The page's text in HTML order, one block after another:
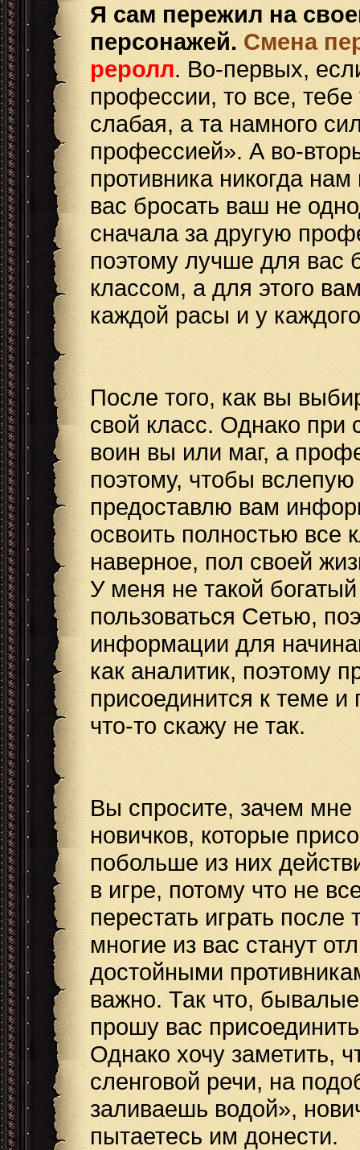
Я сам пережил на
персонажей. Смена
реролл. Во-первых,
профессии, то все,
слабая, а та намного
профессией». А во-
противника никогда
вас бросать ваш не
сначала за другую
поэтому лучше для вас
классом, а для этого
каждой расы и у
После того, как вы
свой класс. Однако при
воин вы или маг, а
поэтому, чтобы
предоставлю вам
освоить полностью все
наверное, пол своей
У меня не такой
пользоваться Сетью,
информации для
как аналитик, поэтому
присоединится к теме
что-то скажу не так.
Вы спросите, зачем мне
новичков, которые
побольше из них
в игре, потому что не
перестать играть
многие из вас станут
достойными
важно. Так что,
прошу вас
Однако хочу заметить,
сленговой речи, на
заливаешь водой»,
пытаетесь им донести.